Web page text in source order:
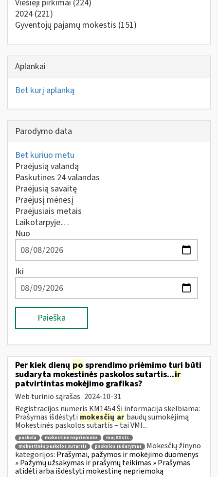
Viešieji pirkimai (224)
2024 (221)
Gyventojų pajamų mokestis (151)
Aplankai
Bet kurį aplanką
Parodymo data
Bet kuriuo metu
Praėjusią valandą
Paskutines 24 valandas
Praėjusią savaitę
Praėjusį mėnesį
Praėjusiais metais
Laikotarpyje…
Nuo
Iki
Paieška
Per kiek dienų po sprendimo priėmimo turi būti
sudaryta mokestinės paskolos sutartis...ir
patvirtintas mokėjimo grafikas?
Web turinio sąrašas 2024-10-31
Registracijos numeris KM1454 Ši informacija skelbiama:
Prašymas išdėstyti mokesčių ar baudų sumokėjimą
Mokestinės paskolos sutartis – tai VMI...
paskola mokestinė nepriemoka
maį 88 str.
mokestinės paskolos sutartis
paskolos sudarymas
Mokesčių žinyno
kategorijos: Prašymai, pažymos ir mokėjimo duomenys
» Pažymų užsakymas ir prašymų teikimas » Prašymas
atidėti arba išdėstyti mokestinę nepriemoką